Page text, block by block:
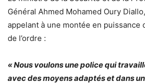
Général Ahmed Mohamed Oury
appelant à une montée en puissance
de l’ordre :
« Nous voulons une police qui
avec des moyens adaptés et dans